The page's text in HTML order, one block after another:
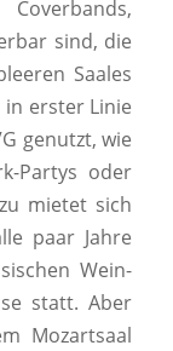
sind, die
Saales
erster Linie
genutzt, wie
Partys oder
mietet sich
paar Jahre
Wein-
statt. Aber
Mozartsaal